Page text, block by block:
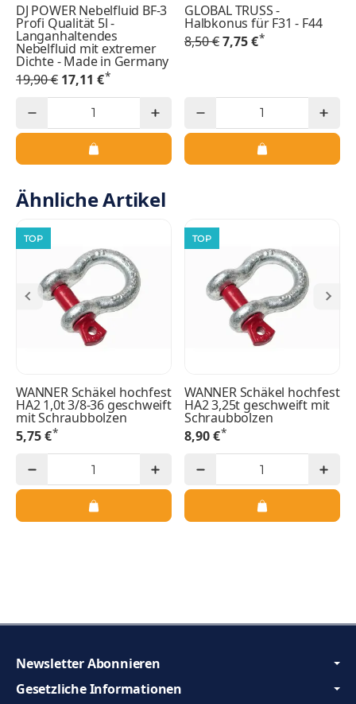
DJ POWER Nebelfluid BF-3
Profi Qualität 5l -
Langanhaltendes
Nebelfluid mit extremer
Dichte - Made in Germany
19,90 € 17,11 €*
GLOBAL TRUSS -
Halbkonus für F31 - F44
8,50 €7,75 €*
Ähnliche Artikel
TOP
WANNER Schäkel hochfest
HA2 1,0t 3/8-36 geschweift
mit Schraubbolzen
5,75 €*
TOP
WANNER Schäkel hochfest
HA2 3,25t geschweift mit
Schraubbolzen
8,90 €*
Gesetzliche Informationen
Newsletter Abonnieren